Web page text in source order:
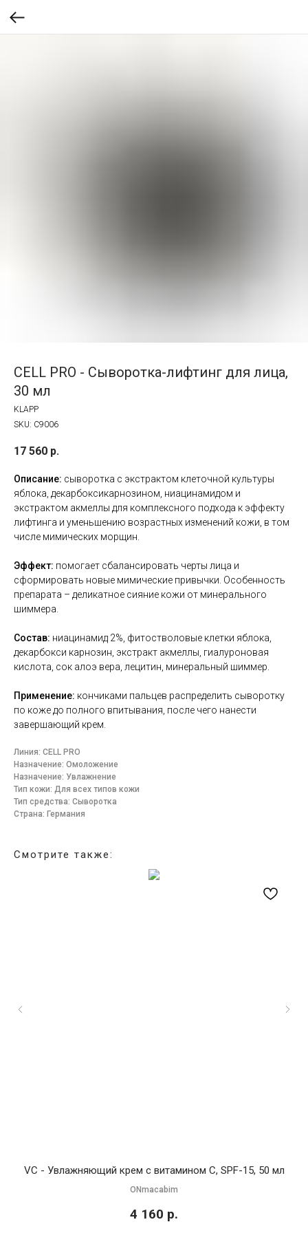
CELL PRO - Сыворотка-лифтинг для лица,
30 мл
KLAPP
SKU: C9006
17 560 р.
Описание: сыворотка с экстрактом клеточной культуры
яблока, декарбоксикарнозином, ниацинамидом и
экстрактом акмеллы для комплексного подхода к эффекту
лифтинга и уменьшению возрастных изменений кожи, в том
числе мимических морщин.
Эффект: помогает сбалансировать черты лица и
сформировать новые мимические привычки. Особенность
препарата – деликатное сияние кожи от минерального
шиммера.
Состав: ниацинамид 2%, фитостволовые клетки яблока,
декарбокси карнозин, экстракт акмеллы, гиалуроновая
кислота, сок алоэ вера, лецитин, минеральный шиммер.
Применение: кончиками пальцев распределить сыворотку
по коже до полного впитывания, после чего нанести
завершающий крем.
Линия: CELL PRO
Назначение: Омоложение
Назначение: Увлажнение
Тип кожи: Для всех типов кожи
Тип средства: Сыворотка
Страна: Германия
Смотрите также:
VC - Увлажняющий крем с витамином C, SPF-15, 50 мл
ONmacabim
4 160 р.